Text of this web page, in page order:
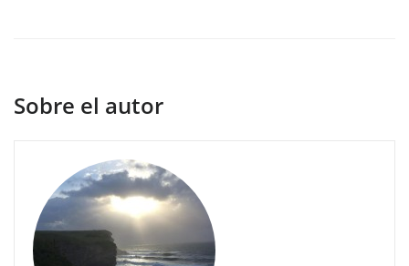
Sobre el autor